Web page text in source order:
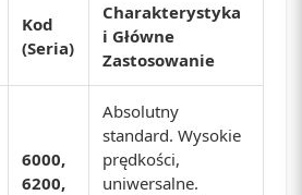
Kod
(Seria)
Charakterystyka
i Główne
Zastosowanie
6000,
6200,
Absolutny
standard. Wysokie
prędkości,
uniwersalne.